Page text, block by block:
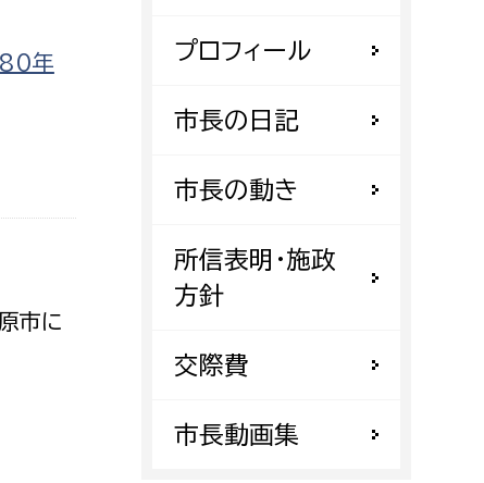
イベント・講座などに参加したい
まちづくりに関わりたい
都市計画課
地域交通課
開発審査課
80年
市に
プロフィール
市長の日記
市長の動き
所信表明・施政
方針
交際費
市長動画集